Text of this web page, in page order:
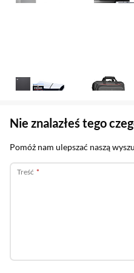
Gaming Akcesoria
Nie znalazłeś tego
Pomóż nam ulepszać naszą
Treść